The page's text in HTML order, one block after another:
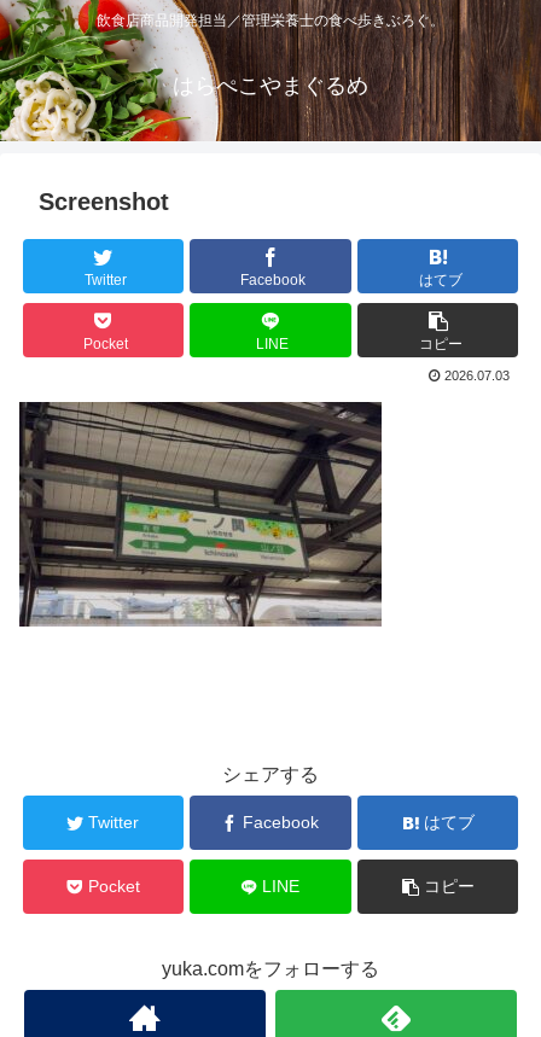
飲食店商品開発担当／管理栄養士の食べ歩きぶろぐ。
はらぺこやまぐるめ
Screenshot
Twitter Facebook はてブ
Pocket LINE コピー
2026.07.03
シェアする
Twitter Facebook はてブ
Pocket LINE コピー
yuka.comをフォローする